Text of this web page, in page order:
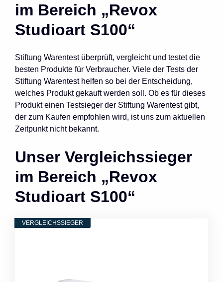
im Bereich „Revox
Studioart S100“
Stiftung Warentest überprüft, vergleicht und testet die
besten Produkte für Verbraucher. Viele der Tests der
Stiftung Warentest helfen so bei der Entscheidung,
welches Produkt gekauft werden soll. Ob es für dieses
Produkt einen Testsieger der Stiftung Warentest gibt,
der zum Kaufen empfohlen wird, ist uns zum aktuellen
Zeitpunkt nicht bekannt.
Unser Vergleichssieger
im Bereich „Revox
Studioart S100“
VERGLEICHSSIEGER